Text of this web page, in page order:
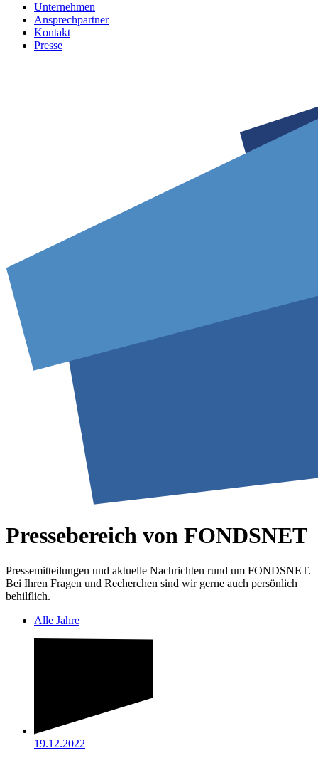
Unternehmen
Ansprechpartner
Kontakt
Presse
Pressebereich von FONDSNET
Pressemitteilungen und aktuelle Nachrichten rund um FONDSNET.
Bei Ihren Fragen und Recherchen sind wir gerne auch persönlich
behilflich.
Alle Jahre
19.12.2022